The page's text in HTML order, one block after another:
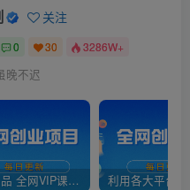
关注
30 3286W+
官方正品 全网VIP课程 无损下载~